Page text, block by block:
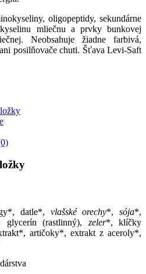
oligopeptidy, sekundárne
mliečnu a prvky bunkovej
Neobsahuje žiadne farbivá,
posilňovače chuti. Šťava Levi-Saft
datle*, vlašské orechy*, sója*,
glycerín (rastlinný), zeler*, klíčky
artičoky*, extrakt z aceroly*,